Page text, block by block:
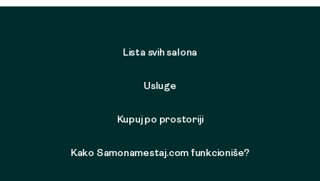
Lista svih salona
Usluge
Kupuj po prostoriji
Kako Samonamestaj.com funkcioniše?